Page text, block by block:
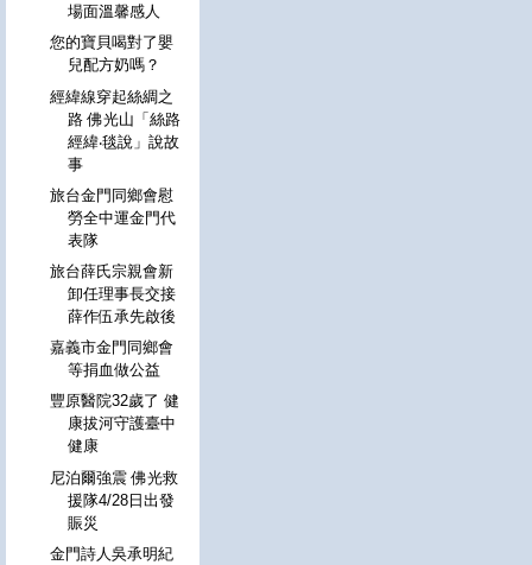
場面溫馨感人
您的寶貝喝對了嬰
兒配方奶嗎？
經緯線穿起絲綢之
路 佛光山「絲路
經緯‧毯說」說故
事
旅台金門同鄉會慰
勞全中運金門代
表隊
旅台薛氏宗親會新
卸任理事長交接
薛作伍承先啟後
嘉義市金門同鄉會
等捐血做公益
豐原醫院32歲了 健
康拔河守護臺中
健康
尼泊爾強震 佛光救
援隊4/28日出發
賑災
金門詩人吳承明紀